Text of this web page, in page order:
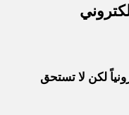
لكن لا تستحق